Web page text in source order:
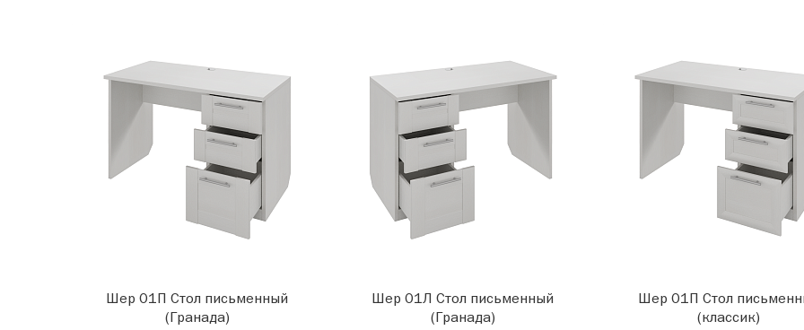
Шер 01П Стол письменный
(Гранада)
Шер 01Л Стол письменный
(Гранада)
Шер 01П Стол
(классик)